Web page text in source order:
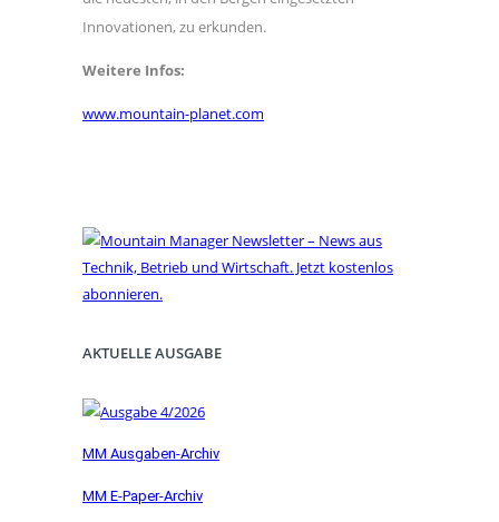
Innovationen, zu erkunden.
Weitere Infos:
www.mountain-planet.com
AKTUELLE AUSGABE
MM Ausgaben-Archiv
MM E-Paper-Archiv